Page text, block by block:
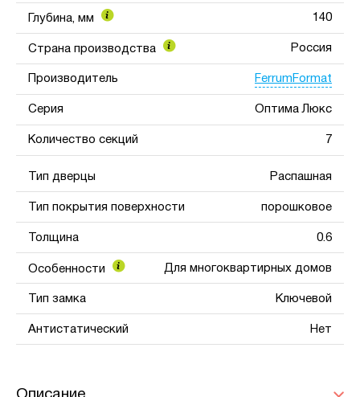
Глубина, мм 140
Страна производства Россия
Производитель FerrumFormat
Серия Оптима Люкс
Количество секций 7
Тип дверцы Распашная
Тип покрытия поверхности порошковое
Толщина 0.6
Особенности Для многоквартирных домов
Тип замка Ключевой
Антистатический Нет